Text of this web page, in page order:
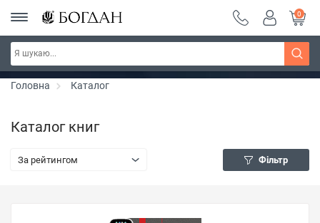
РОЗПРОДАЖ ~ 150 грн ~ 200 грн ~ 250 грн ~
300 грн ~ РОЗПРОДАЖ
Дізнатись більше
0
Головна Каталог
Каталог книг
За рейтингом Фільтр